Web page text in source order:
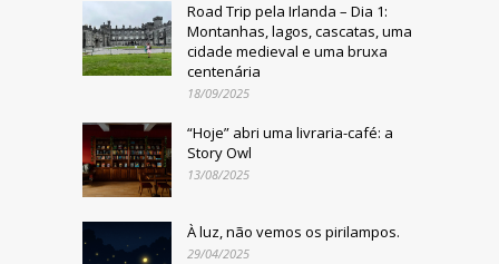
Road Trip pela Irlanda – Dia 1:
Montanhas, lagos, cascatas, uma
cidade medieval e uma bruxa
centenária
18/09/2025
“Hoje” abri uma livraria-café: a
Story Owl
13/08/2025
À luz, não vemos os pirilampos.
29/04/2025